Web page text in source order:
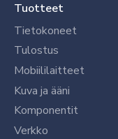
Tuotteet
Tietokoneet
Tulostus
Mobiililaitteet
Kuva ja ääni
Komponentit
Verkko